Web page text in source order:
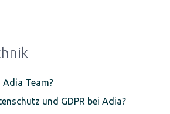
Adia Team?
und GDPR bei Adia?